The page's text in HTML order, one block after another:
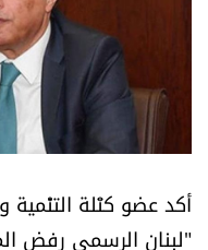
متفرقات
نداء القرّاء
أكد عضو كتْلة التنْمية
"لبنان الرسمي رفض